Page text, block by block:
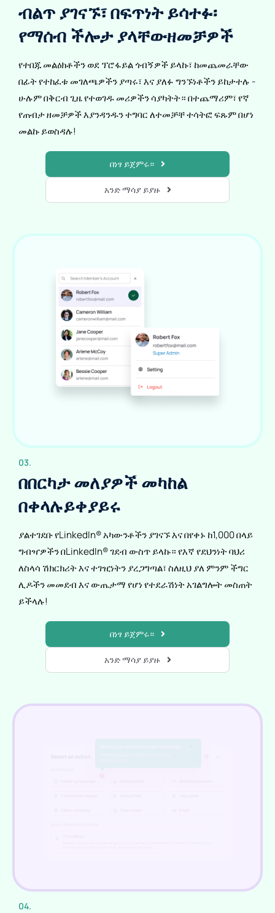
ብልጥ ያገናኙ፣ በፍጥነት ይሳተፉ፡
የማሰብ ችሎታ ያላቸውዘመቻዎች
የተበጁ መልዕክቶችን ወደ ፕሮፋይል ጎብኝዎች ይላኩ፣ ከመጨመራቸው
በፊት የተከፈቱ መገለጫዎችን ያጣሩ፣ እና ያለፉ ግንኙነቶችን ይከታተሉ -
ሁሉም በቅርብ ጊዜ የተወገዱ መሪዎችን ሳያካትት። በተጨማሪም፣ የኛ
የጠብታ ዘመቻዎች እያንዳንዱን ተግባር ለተመቻቸ ተሳትፎ ፍጹም በሆነ
መልኩ ይወስዳሉ!
በነፃ ይጀምሩ።
አንድ ማሳያ ይያዙ
03.
በበርካታ መለያዎች መካከል
በቀላሉይቀያይሩ
ያልተገደቡ የLinkedIn® አካውንቶችን ያገናኙ እና በየቀኑ ከ1,000 በላይ
ግብዣዎችን በLinkedIn® ገደብ ውስጥ ይላኩ። የእኛ የደህንነት ባህሪ
ለስላሳ ሽክርክሪት እና ተገዢነትን ያረጋግጣል፣ ስለዚህ ያለ ምንም ችግር
ሊዶችን መመደብ እና ውጤታማ የሆነ የተደራሽነት አገልግሎት መስጠት
ይችላሉ!
በነፃ ይጀምሩ።
አንድ ማሳያ ይያዙ
04.